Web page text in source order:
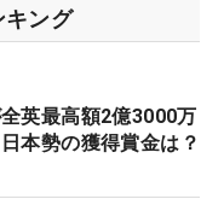
キング
英最高額2億3000万
本勢の獲得賞金は？